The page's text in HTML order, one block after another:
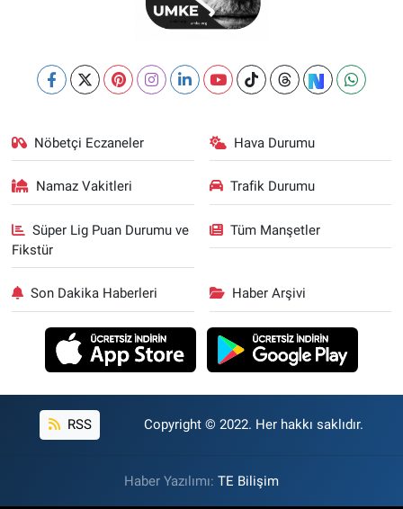
Nöbetçi Eczaneler Hava Durumu
Namaz Vakitleri Trafik Durumu
Süper Lig Puan Durumu ve
Fikstür
Tüm Manşetler
Son Dakika Haberleri Haber Arşivi
RSS Copyright © 2022. Her hakkı saklıdır.
Haber Yazılımı: TE Bilişim